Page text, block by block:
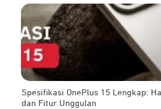
Spesifikasi OnePlus 15 Lengkap:
dan Fitur Unggulan